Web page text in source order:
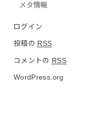
メタ情報
ログイン
投稿の RSS
コメントの RSS
WordPress.org